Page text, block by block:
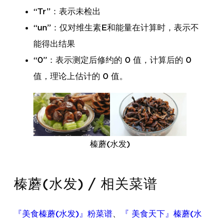
“Tr”：表示未检出
“un”：仅对维生素E和能量在计算时，表示不
能得出结果
“0”：表示测定后修约的 0 值，计算后的 0
值，理论上估计的 0 值。
榛蘑(水发)
榛蘑(水发) / 相关菜谱
『美食榛蘑(水发)』粉菜谱、
『 美食天下』榛蘑(水